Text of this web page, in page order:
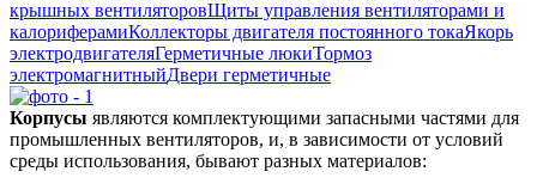
крышных вентиляторовЩиты управления вентиляторами и
калориферамиКоллекторы двигателя постоянного токаЯкорь
электродвигателяГерметичные люкиТормоз
электромагнитныйДвери герметичные
Корпусы являются комплектующими запасными частями для
промышленных вентиляторов, и, в зависимости от условий
среды использования, бывают разных материалов: